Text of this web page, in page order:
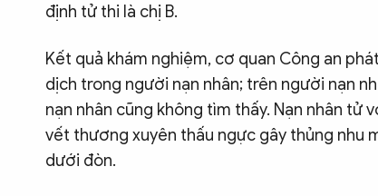
định tử thi là chị B.
Kết quả khám nghiệm, cơ quan Công an
dịch trong người nạn nhân; trên người nạn
nạn nhân cũng không tìm thấy. Nạn nhân tử
vết thương xuyên thấu ngực gây thủng nhu
dưới đòn.